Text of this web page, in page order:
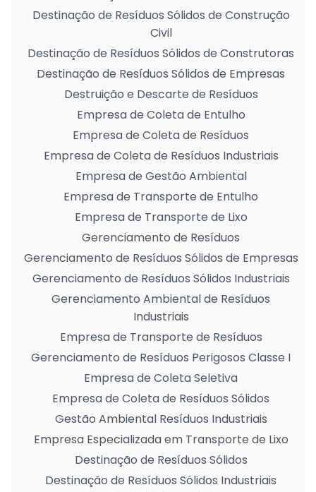
Destinação de Resíduos Sólidos de Construção
Civil
Destinação de Resíduos Sólidos de Construtoras
Destinação de Resíduos Sólidos de Empresas
Destruição e Descarte de Resíduos
Empresa de Coleta de Entulho
Empresa de Coleta de Resíduos
Empresa de Coleta de Resíduos Industriais
Empresa de Gestão Ambiental
Empresa de Transporte de Entulho
Empresa de Transporte de Lixo
Gerenciamento de Resíduos
Gerenciamento de Resíduos Sólidos de Empresas
Gerenciamento de Resíduos Sólidos Industriais
Gerenciamento Ambiental de Resíduos
Industriais
Empresa de Transporte de Resíduos
Gerenciamento de Resíduos Perigosos Classe I
Empresa de Coleta Seletiva
Empresa de Coleta de Resíduos Sólidos
Gestão Ambiental Resíduos Industriais
Empresa Especializada em Transporte de Lixo
Destinação de Resíduos Sólidos
Destinação de Resíduos Sólidos Industriais